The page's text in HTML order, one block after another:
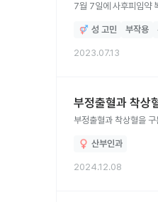
7월 7일에 사후피임약
성 고민 부작용
2023.07.13
부정출혈과 착상
부정출혈과 착상혈을
산부인과
2024.12.08